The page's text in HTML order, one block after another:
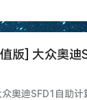
版] 大众奥
奥迪SFD1自助